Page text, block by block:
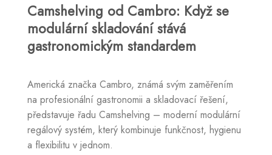
Camshelving od Cambro: Když se
modulární skladování stává
gastronomickým standardem
Americká značka Cambro, známá svým zaměřením
na profesionální gastronomii a skladovací řešení,
představuje řadu Camshelving – moderní modulární
regálový systém, který kombinuje funkčnost, hygienu
a flexibilitu v jednom.